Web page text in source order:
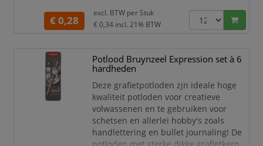
€ 0,28
excl. BTW per Stuk
€ 0,34 incl. 21% BTW
Potlood Bruynzeel Expression set à 6
hardheden
Deze grafietpotloden zjn ideale hoge
kwaliteit potloden voor creatieve
volwassenen en te gebruiken voor
schetsen en allerlei hobby's zoals
handlettering en bullet journaling! De